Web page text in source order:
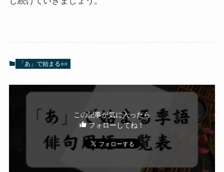
「あ」で始まる○○
この記事が気に入ったら
フォローしてね！